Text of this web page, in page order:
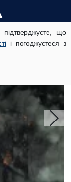
що
і погоджуєтеся з
у